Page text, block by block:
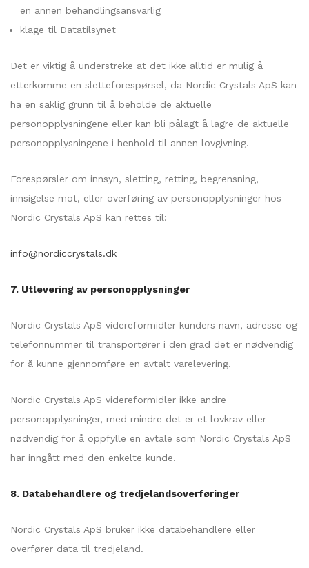
en annen behandlingsansvarlig
klage til Datatilsynet
Det er viktig å understreke at det ikke alltid er mulig å
etterkomme en sletteforespørsel, da Nordic Crystals ApS kan
ha en saklig grunn til å beholde de aktuelle
personopplysningene eller kan bli pålagt å lagre de aktuelle
personopplysningene i henhold til annen lovgivning.
Forespørsler om innsyn, sletting, retting, begrensning,
innsigelse mot, eller overføring av personopplysninger hos
Nordic Crystals ApS kan rettes til:
info@nordiccrystals.dk
7. Utlevering av personopplysninger
Nordic Crystals ApS videreformidler kunders navn, adresse og
telefonnummer til transportører i den grad det er nødvendig
for å kunne gjennomføre en avtalt varelevering.
Nordic Crystals ApS videreformidler ikke andre
personopplysninger, med mindre det er et lovkrav eller
nødvendig for å oppfylle en avtale som Nordic Crystals ApS
har inngått med den enkelte kunde.
8. Databehandlere og tredjelandsoverføringer
Nordic Crystals ApS bruker ikke databehandlere eller
overfører data til tredjeland.